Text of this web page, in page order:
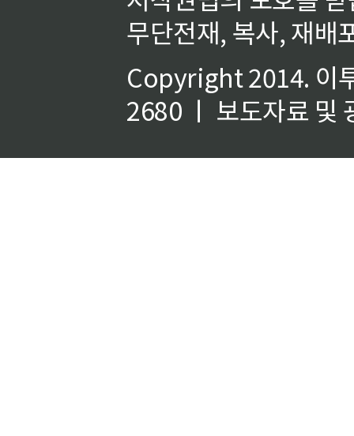
무단전재, 복사, 재배
Copyright 2014. 이
2680 ㅣ 보도자료